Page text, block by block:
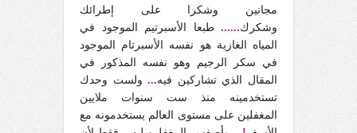
مجانين وشكرا على إطرائك
وشكرك...... طبعا الأسبرتيم الموجود في
المياه الغازية هو نفسه الأسبرتام الموجود
في سكر الرجيم وهو نفسه المذكور في
المقال الذي تشاركين فيه...ولست وحدك
تستخدمينه منذ ست سنوات ملايين
المغفلين على مستوى العالم يستخدمونه مع